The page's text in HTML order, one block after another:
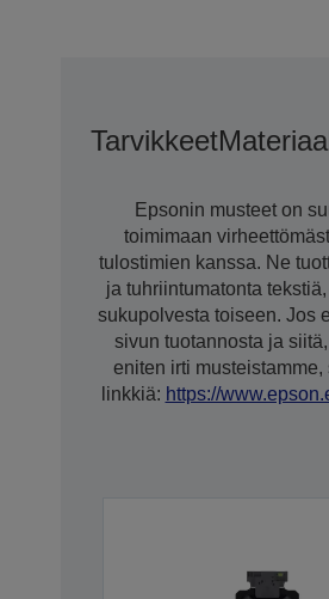
Tarvikkeet
Epsonin musteet on
toimimaan
tulostimien kanssa. Ne
ja tuhriintumatonta
sukupolvesta toiseen. Jos
sivun tuotannosta ja
eniten irti musteistamme,
linkkiä: https://